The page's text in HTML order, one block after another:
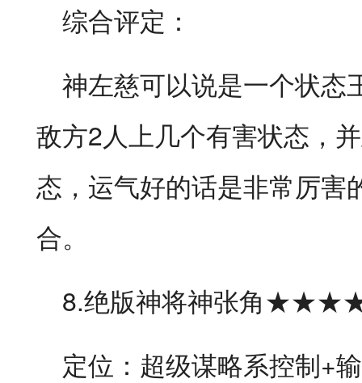
综合评定：
神左慈可以说是一个状态
敌方2人上几个有害状态，
态，运气好的话是非常厉害
合。
8.绝版神将神张角
定位：超级谋略系控制+